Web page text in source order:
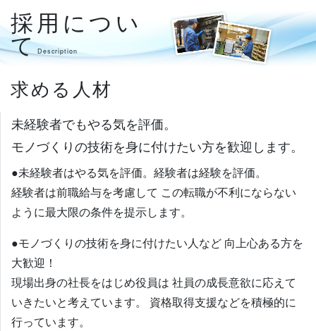
採用につい
てDescription
求める人材
未経験者でもやる気を評価。
モノづくりの技術を身に付けたい方を歓迎します。
●未経験者はやる気を評価。経験者は経験を評価。
経験者は前職給与を考慮して この転職が不利にならない
ように最大限の条件を提示します。
●モノづくりの技術を身に付けたい人など 向上心ある方を
大歓迎！
現場出身の社長をはじめ役員は 社員の成長意欲に応えて
いきたいと考えています。
資格取得支援などを積極的に
行っています。